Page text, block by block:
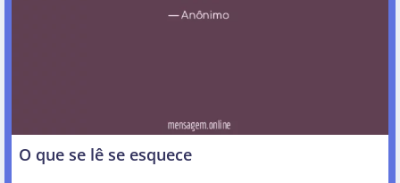
O que se lê se esquece